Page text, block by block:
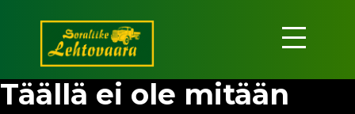
sisältöön
Soraliike
Lehtovaara
Täällä ei ole mitään